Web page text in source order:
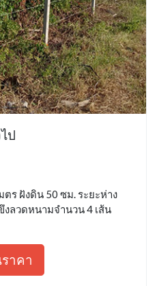
ป
ตร ฝังดิน 50 ซม. ระยะห่าง
งลวดหนามจำนวน 4 เส้น
าคา